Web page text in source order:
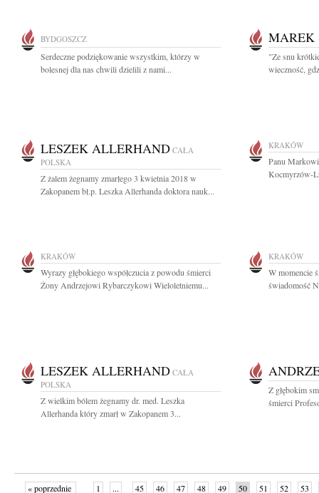
BYDGOSZCZ
Serdeczne podziękowanie wszystkim, którzy w
bolesnej dla nas chwili dzielili z nami...
MAREK
"Ze snu
wieczność,
LESZEK ALLERHAND CAŁA
POLSKA
Z żalem żegnamy zmarłego 3 kwietnia 2018 w
Zakopanem bł.p. Leszka Allerhanda doktora nauk...
KRAKÓW
Panu
Kocmyrzów-
KRAKÓW
Wyrazy głębokiego współczucia z powodu śmierci
Żony Andrzejowi Rybarczykowi Wieloletniemu...
KRAKÓW
W momencie
świadomość
LESZEK ALLERHAND CAŁA
POLSKA
Z wielkim bólem żegnamy dr. med. Leszka
Allerhanda który zmarł w Zakopanem 3...
Z głębokim
śmierci
« poprzednie 1 ... 45 46 47 48 49 50 51 52 53